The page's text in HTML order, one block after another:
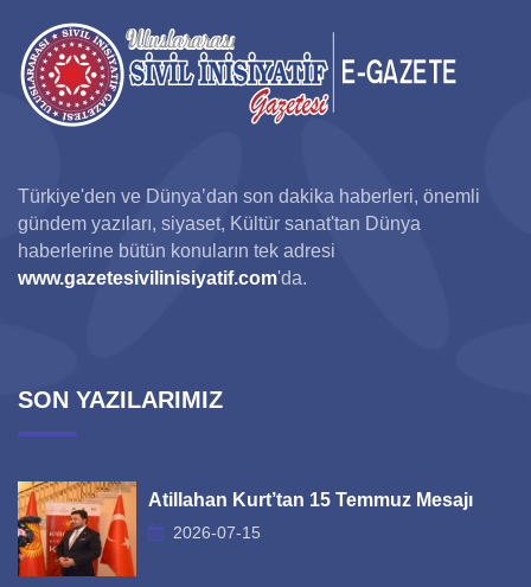
Türkiye'den ve Dünya’dan son dakika haberleri, önemli
gündem yazıları, siyaset, Kültür sanat'tan Dünya
haberlerine bütün konuların tek adresi
www.gazetesivilinisiyatif.com'da.
SON YAZILARIMIZ
Atillahan Kurt’tan 15 Temmuz Mesajı
2026-07-15